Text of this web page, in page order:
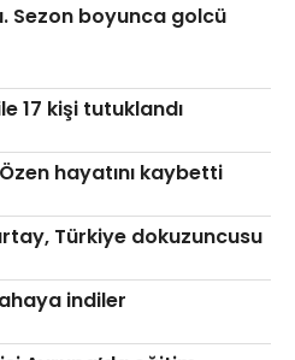
Sezon boyunca golcü
17 kişi tutuklandı
hayatını kaybetti
Türkiye dokuzuncusu
indiler